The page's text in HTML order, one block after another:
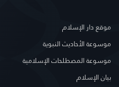
موقع دار الإسلام
موسوعة الأحاديث النبوية
موسوعة المصطلحات الإسلامية
بيان الإسلام